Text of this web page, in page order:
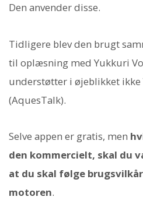
Den anvender disse.
Tidligere blev den brugt
til oplæsning med Yukkuri
understøtter i øjeblikket ikke
(AquesTalk).
Selve appen er gratis, men
den kommercielt, skal du
at du skal følge
motoren.